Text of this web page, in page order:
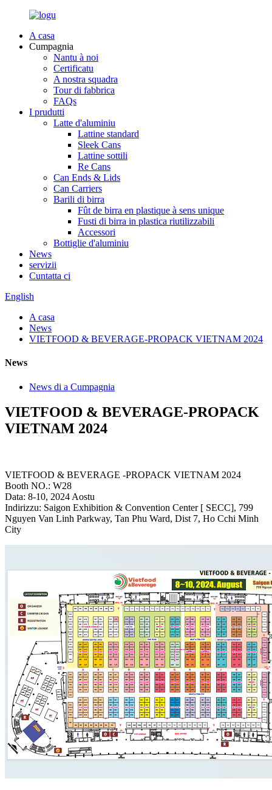
A casa
Cumpagnia
Nantu à noi
Certificatu
A nostra squadra
Tour di fabbrica
FAQs
I prudutti
Latte d'aluminiu
Lattine standard
Sleek Cans
Lattine sottili
Re Cans
Can Ends & Lids
Can Carriers
Barili di birra
Fût de birra en plastique à sens unique
Fusti di birra in plastica riutilizzabili
Accessori
Bottiglie d'aluminiu
News
servizii
Cuntatta ci
English
A casa
News
VIETFOOD & BEVERAGE-PROPACK VIETNAM 2024
News
News di a Cumpagnia
VIETFOOD & BEVERAGE-PROPACK
VIETNAM 2024
VIETFOOD & BEVERAGE -PROPACK VIETNAM 2024
Booth NO.: W28
Data: 8-10, 2024 Aostu
Indirizzu: Saigon Exhibition & Convention Center [ SECC], 799
Nguyen Van Linh Parkway, Tan Phu Ward, Dist 7, Ho Cchi Minh
City